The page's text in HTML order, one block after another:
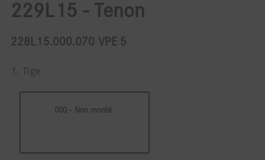
229L15 - Tenon
228L15.000.070 VPE 5
1. Tige
000 - Non monté